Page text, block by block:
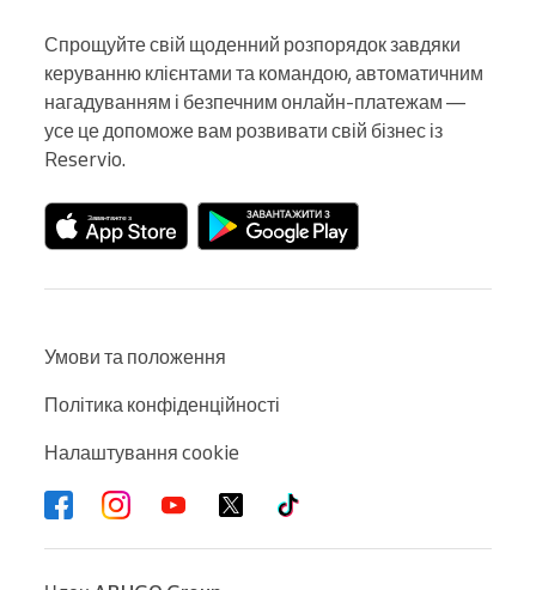
Спрощуйте свій щоденний розпорядок завдяки
керуванню клієнтами та командою, автоматичним
нагадуванням і безпечним онлайн-платежам —
усе це допоможе вам розвивати свій бізнес із
Reservio.
Умови та положення
Політика конфіденційності
Налаштування cookie